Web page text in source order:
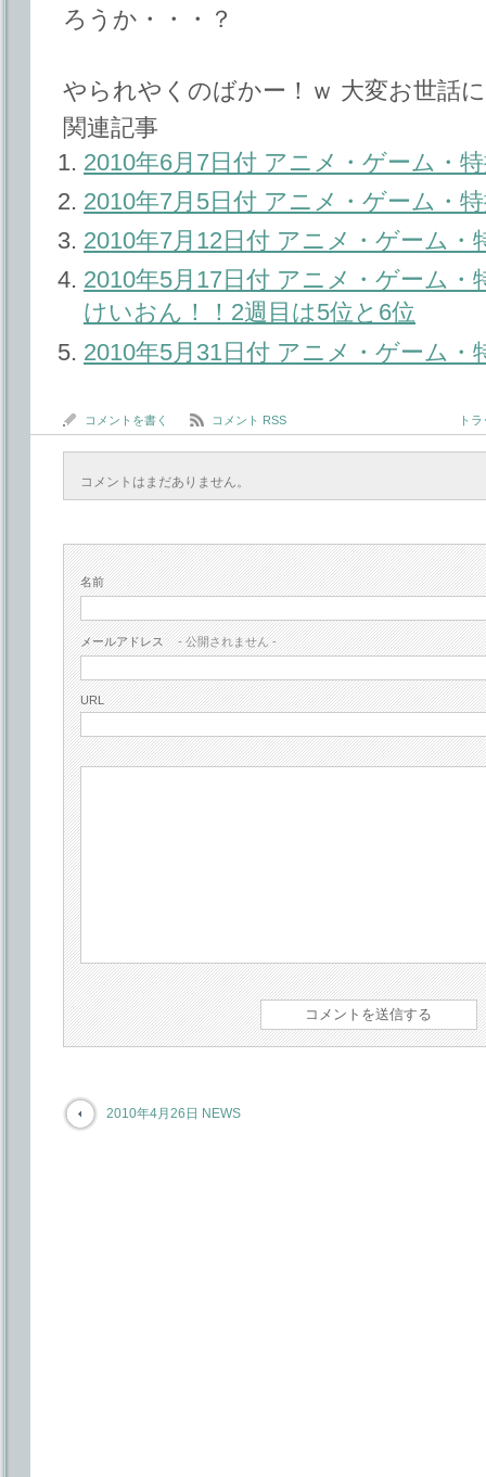
ろうか・・・？
やられやくのばかー！ｗ 大変お世話
関連記事
2010年6月7日付 アニメ・ゲーム・
2010年7月5日付 アニメ・ゲーム・
2010年7月12日付 アニメ・ゲーム
2010年5月17日付 アニメ・ゲーム
けいおん！！2週目は5位と6位
2010年5月31日付 アニメ・ゲーム
コメントを書く コメント RSS ト
コメントはまだありません。
名前
メールアドレス - 公開されません -
URL
2010年4月26日 NEWS